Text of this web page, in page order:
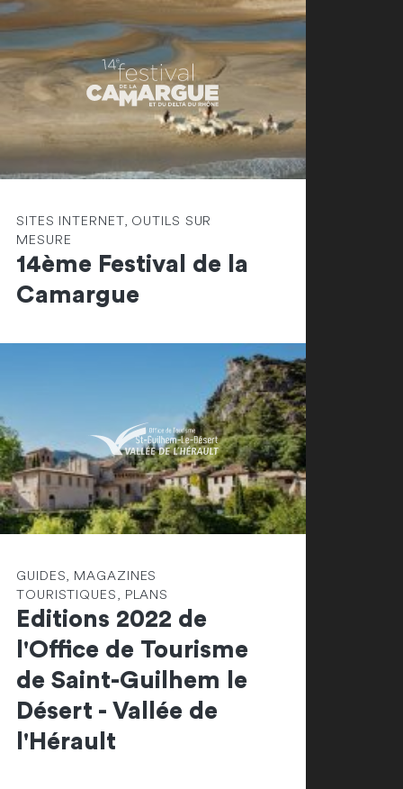
SITES INTERNET, OUTILS SUR
MESURE
14ème Festival de la
Camargue
GUIDES, MAGAZINES
TOURISTIQUES, PLANS
Editions 2022 de
l'Office de Tourisme
de Saint-Guilhem le
Désert - Vallée de
l'Hérault